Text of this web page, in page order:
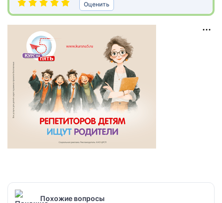
Оценить
Похожие вопросы